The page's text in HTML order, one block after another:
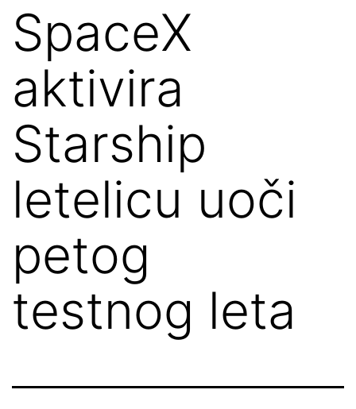
SpaceX
aktivira
Starship
letelicu uoči
petog
testnog leta